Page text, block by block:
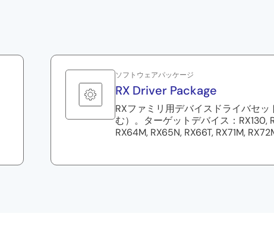
ソフトウェアパッケージ
RX Driver Package
RXファミリ用デバイスドライバセ
む）。ターゲットデバイス：RX130,
RX64M, RX65N, RX66T, RX71M,